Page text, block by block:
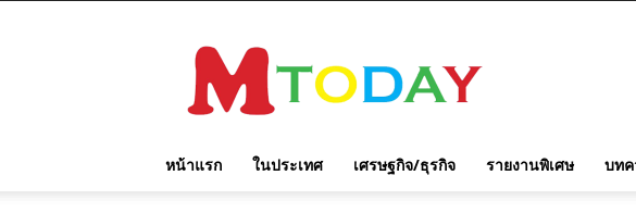
TODAY
หน้าแรก ในประเทศ เศรษฐกิจ/ธุรกิจ รายงานพิเศษ บท